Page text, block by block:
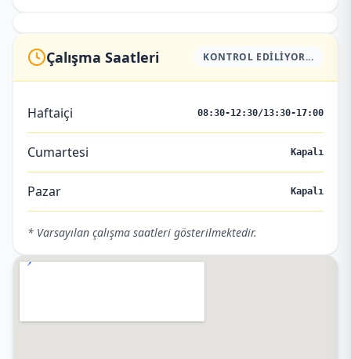
Çalışma Saatleri KONTROL EDILIYOR...
Haftaiçi 08:30-12:30/13:30-17:00
Cumartesi Kapalı
Pazar Kapalı
* Varsayılan çalışma saatleri gösterilmektedir.